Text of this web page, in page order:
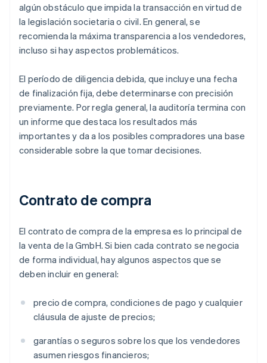
algún obstáculo que impida la transacción en virtud de
la legislación societaria o civil. En general, se
recomienda la máxima transparencia a los vendedores,
incluso si hay aspectos problemáticos.
El período de diligencia debida, que incluye una fecha
de finalización fija, debe determinarse con precisión
previamente. Por regla general, la auditoría termina con
un informe que destaca los resultados más
importantes y da a los posibles compradores una base
considerable sobre la que tomar decisiones.
Contrato de compra
El contrato de compra de la empresa es lo principal de
la venta de la GmbH. Si bien cada contrato se negocia
de forma individual, hay algunos aspectos que se
deben incluir en general:
precio de compra, condiciones de pago y cualquier
cláusula de ajuste de precios;
garantías o seguros sobre los que los vendedores
asumen riesgos financieros;